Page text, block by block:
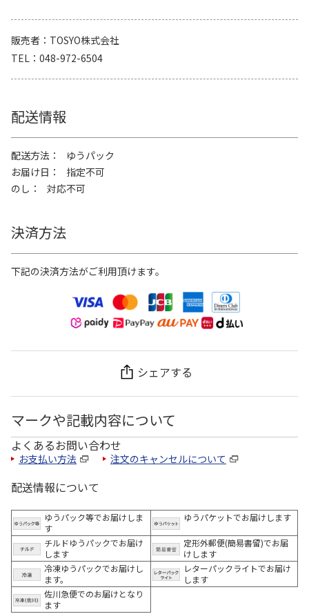
販売者
TOSYO株式会社
TEL
048-972-6504
配送情報
配送方法
ゆうパック
お届け日
指定不可
のし
対応不可
決済方法
下記の決済方法がご利用頂けます。
シェアする
マークや記載内容について
よくあるお問い合わせ
お支払い方法 注文のキャンセルについて
配送情報について
ゆうパック等でお届けしま
す
ゆうパケットでお届けします
チルドゆうパックでお届け
します
定形外郵便(簡易書留)でお届
けします
冷凍ゆうパックでお届けし
ます。
レターパックライトでお届け
します
佐川急便でのお届けとなり
ます